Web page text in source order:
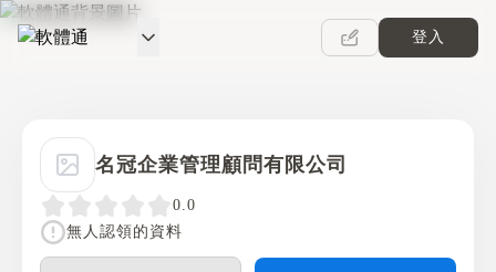
軟體通
登入
名冠企業管理顧問有限公司
0.0
無人認領的資料